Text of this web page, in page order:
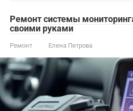
Ремонт системы
своими руками
Ремонт Елена Петрова